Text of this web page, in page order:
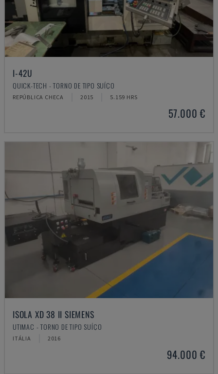
I-42U
QUICK-TECH - TORNO DE TIPO SUÍÇO
REPÚBLICA CHECA 2015 5.159 HRS
57.000 €
ISOLA XD 38 II SIEMENS
UTIMAC - TORNO DE TIPO SUÍÇO
ITÁLIA 2016
94.000 €